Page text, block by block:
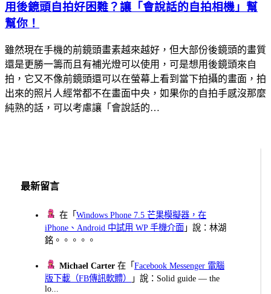
用後鏡頭自拍好困難？讓「會說話的自拍相機」幫
幫你！
雖然現在手機的前鏡頭畫素越來越好，但大部份後鏡頭的畫質
還是更勝一籌而且有補光燈可以使用，可是想用後鏡頭來自
拍，它又不像前鏡頭還可以在螢幕上看到當下拍攝的畫面，拍
出來的照片人經常都不在畫面中央，如果你的自拍手感沒那麼
純熟的話，可以考慮讓「會說話的…
最新留言
在「Windows Phone 7.5 芒果模擬器，在
iPhone、Android 中試用 WP 手機介面 」說：林湖
銘。。。。。
Michael Carter 在「Facebook Messenger 電腦
版下載（FB傳訊軟體）
」說：Solid guide — the
lo...